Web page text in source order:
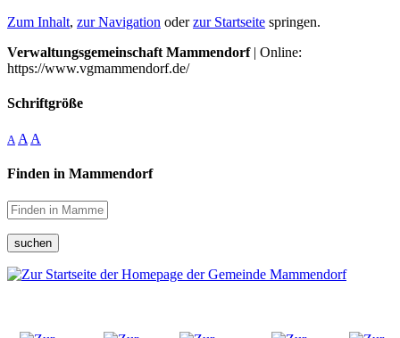
Zum Inhalt, zur Navigation oderzur Startseite springen.
Verwaltungsgemeinschaft Mammendorf| Online:
https://www.vgmammendorf.de/
Schriftgröße
A A A
Finden in Mammendorf
suchen